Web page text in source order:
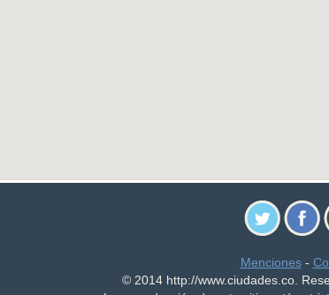
Menciones-
© 2014 http://www.ciudades.co.